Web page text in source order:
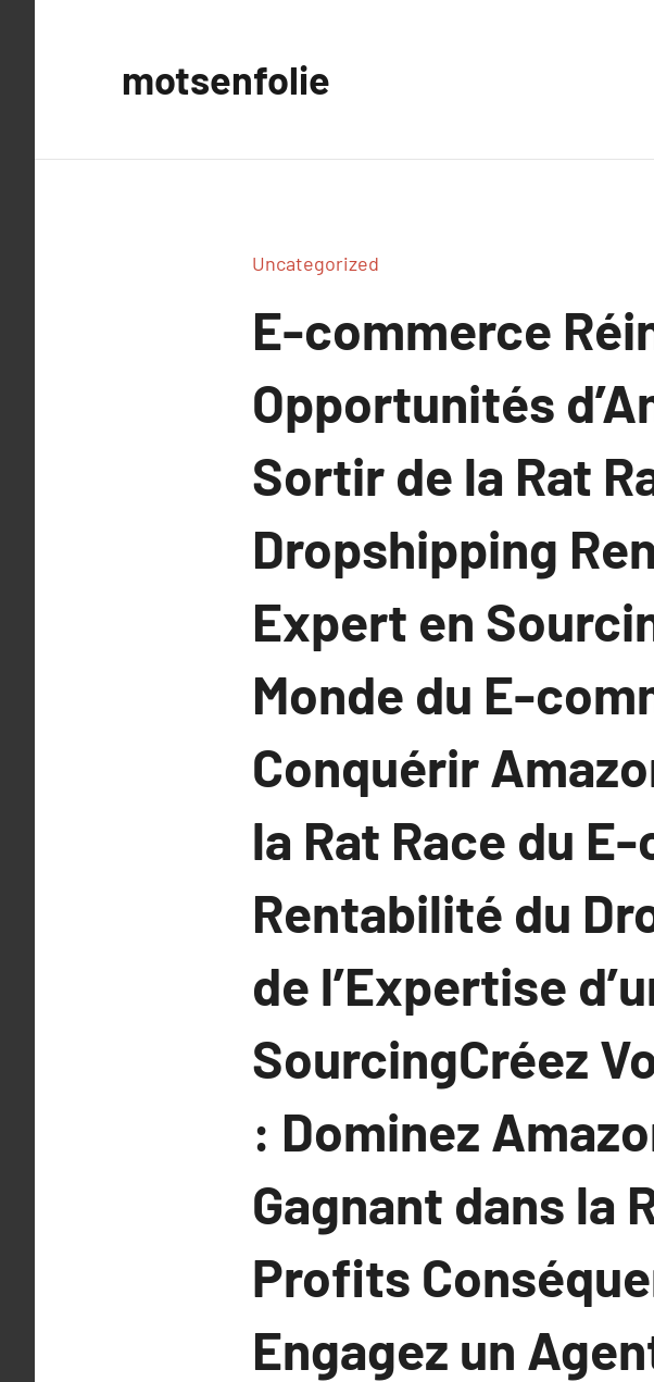
motsenfolie
Uncategorized
E-commerce
Opportunités
Sortir de la Rat
Dropshipping
Expert en
Monde du E-
Conquérir
la Rat Race du
Rentabilité du
de l’Expertise
SourcingCréez
: Dominez
Gagnant dans la
Profits
Engagez un